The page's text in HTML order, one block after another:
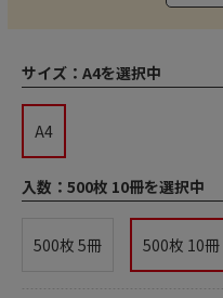
サイズ： A4を選択中
A4
入数： 500枚 10冊を選択中
500枚 5冊 500枚 10冊